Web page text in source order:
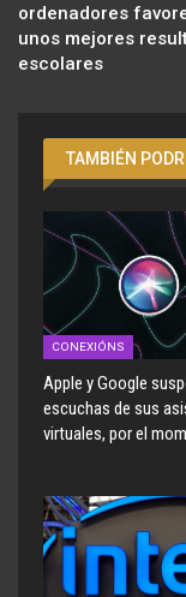
ordenadores
unos mejores
escolares
TAMBIÉN
CONEXIÓNS
Apple y Google
escuchas de sus
virtuales, por el